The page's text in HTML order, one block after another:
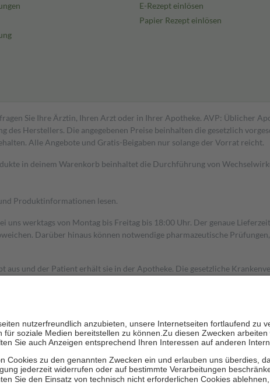
E-Rezept einlösen
Papier Rezept einlösen
Sie Ihre Ärztin, Ihren Arzt oder in Ihrer Apotheke. AVP: Üblicher
Herstellers. Die angegebenen Preise beinhalten die gesetzlich
Alle Angebote und Gratis-Beigaben nur solange der Vorrat reicht.
in deinem Warenkorb beinhaltet die Durchführung von
Produktinformationen lesen.
werktags von Montag bis Freitag bis 18:00 Uhr. Der genaue
Darüber hinaus können notwendige pharmazeutische
und der Patient erhält sie in der Apotheke. Die gesetzliche
des Abgabepreises,
Prozent der Kosten sowie zehn Euro je Verordnung.
und die besondere Stellung der Familie zu unterstützen, fallen
getragen werden